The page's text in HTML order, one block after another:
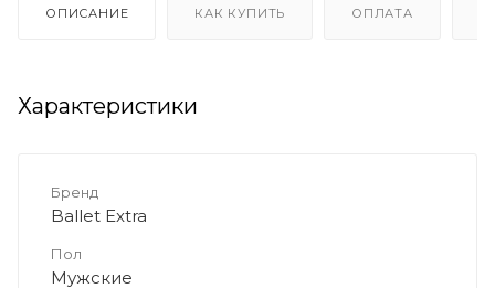
ОПИСАНИЕ КАК КУПИТЬ ОПЛАТА
Характеристики
Бренд
Ballet Extra
Пол
Мужские